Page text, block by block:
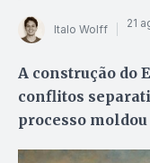
Italo Wolff 21
A construção do
conflitos
processo